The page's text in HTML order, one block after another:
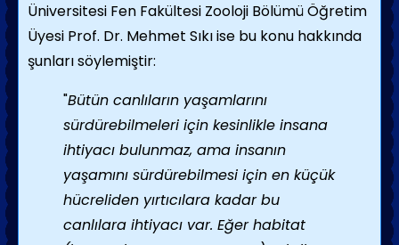
Üniversitesi Fen Fakültesi Zooloji Bölümü Öğretim
Üyesi Prof. Dr. Mehmet Sıkı ise bu konu hakkında
şunları söylemiştir:
"Bütün canlıların yaşamlarını
sürdürebilmeleri için kesinlikle insana
ihtiyacı bulunmaz, ama insanın
yaşamını sürdürebilmesi için en küçük
hücreliden yırtıcılara kadar bu
canlılara ihtiyacı var. Eğer habitat